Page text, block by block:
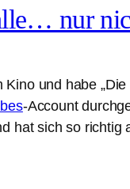
nur
und habe
-Account
hat sich so richtig